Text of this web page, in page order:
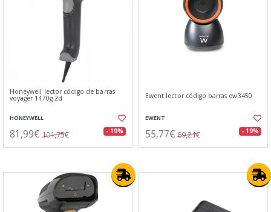
Honeywell lector código de barras
voyager 1470g 2d
HONEYWELL
81,99€ 101,75€ - 19%
Ewent lector código barras ew3450
EWENT
55,77€ 69,21€ - 19%